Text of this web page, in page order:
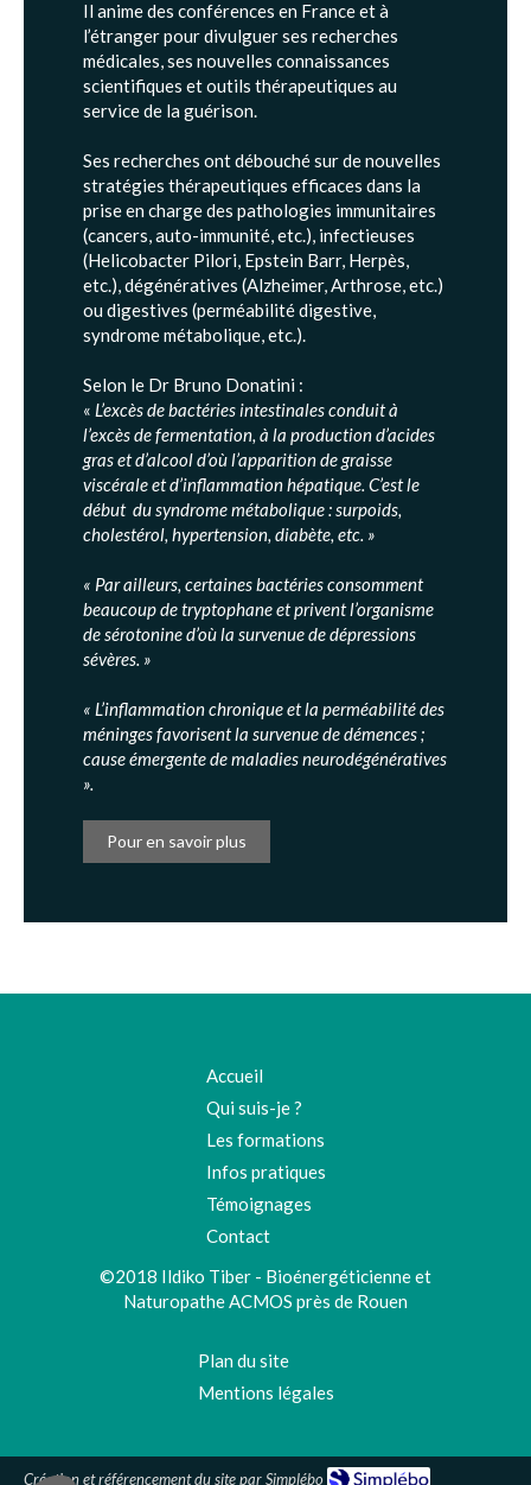
Il anime des conférences en France et à
l’étranger pour divulguer ses recherches
médicales, ses nouvelles connaissances
scientifiques et outils thérapeutiques au
service de la guérison.
Ses recherches ont débouché sur de nouvelles
stratégies thérapeutiques efficaces dans la
prise en charge des pathologies immunitaires
(cancers, auto-immunité, etc.), infectieuses
(Helicobacter Pilori, Epstein Barr, Herpès,
etc.), dégénératives (Alzheimer, Arthrose, etc.)
ou digestives (perméabilité digestive,
syndrome métabolique, etc.).
Selon le Dr Bruno Donatini :
« L’excès de bactéries intestinales conduit à
l’excès de fermentation, à la production d’acides
gras et d’alcool d’où l’apparition de graisse
viscérale et d’inflammation hépatique. C’est le
début du syndrome métabolique : surpoids,
cholestérol, hypertension, diabète, etc. »
« Par ailleurs, certaines bactéries consomment
beaucoup de tryptophane et privent l’organisme
de sérotonine d’où la survenue de dépressions
sévères. »
« L’inflammation chronique et la perméabilité des
méninges favorisent la survenue de démences ;
cause émergente de maladies neurodégénératives
».
Pour en savoir plus
Accueil
Qui suis-je ?
Les formations
Infos pratiques
Témoignages
Contact
©2018 Ildiko Tiber - Bioénergéticienne et
Naturopathe ACMOS près de Rouen
Plan du site
Mentions légales
Création et référencement du site par Simplébo